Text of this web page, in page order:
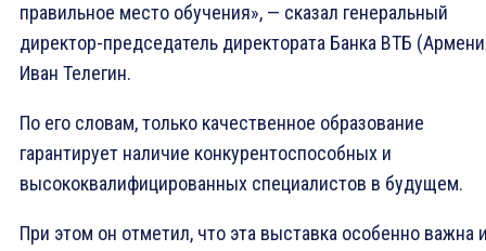
правильное место обучения», — сказал генеральный
директор-председатель директората Банка ВТБ
Иван Телегин.
По его словам, только качественное образование
гарантирует наличие конкурентоспособных и
высококвалифицированных специалистов в будущем.
При этом он отметил, что эта выставка особенно важна